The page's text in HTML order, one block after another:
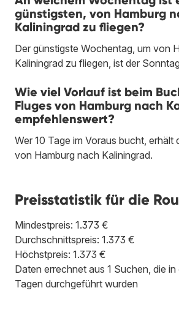
günstigsten, von Hamburg
Kaliningrad zu fliegen?
Der günstigste Wochentag, um von
Kaliningrad zu fliegen, ist der
Wie viel Vorlauf ist beim
Fluges von Hamburg nach
empfehlenswert?
Wer 10 Tage im Voraus bucht, erhält
von Hamburg nach Kaliningrad.
Preisstatistik für die
Mindestpreis: 1.373 €
Durchschnittspreis: 1.373 €
Höchstpreis: 1.373 €
Daten errechnet aus 1 Suchen, die
Tagen durchgeführt wurden